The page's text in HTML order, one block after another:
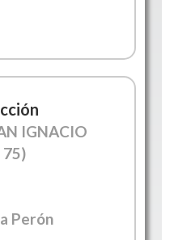
IGNACIO
75)
Perón